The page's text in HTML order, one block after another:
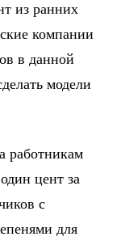
из ранних
компании
в данной
модели
работникам
цент за
с
для